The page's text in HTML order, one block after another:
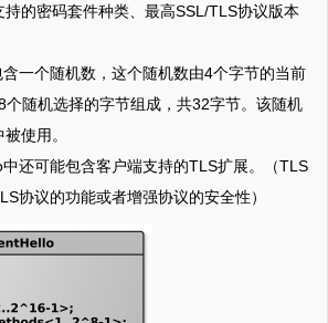
的密码套件种类、最高SSL/TLS协议版本
一个随机数，这个随机数由4个字节的当前
随机选择的字节组成，共32字节。该随机
使用。
还可能包含客户端支持的TLS扩展。（TLS
协议的功能或者增强协议的安全性）